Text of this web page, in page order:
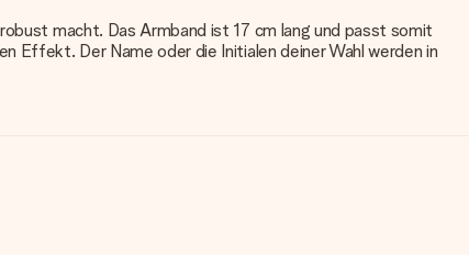
macht. Das Armband ist 17 cm lang und passt somit
Effekt. Der Name oder die Initialen deiner Wahl werden in